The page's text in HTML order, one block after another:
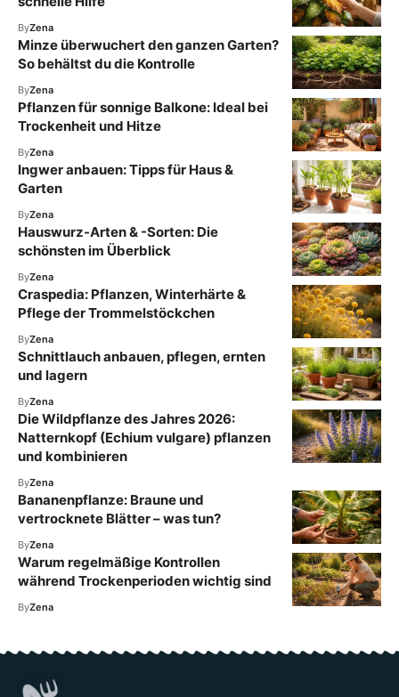
ByZena
Minze überwuchert den ganzen Garten?
So behältst du die Kontrolle
ByZena
Pflanzen für sonnige Balkone: Ideal bei
Trockenheit und Hitze
ByZena
Ingwer anbauen: Tipps für Haus &
Garten
ByZena
Hauswurz-Arten & -Sorten: Die
schönsten im Überblick
ByZena
Craspedia: Pflanzen, Winterhärte &
Pflege der Trommelstöckchen
ByZena
Schnittlauch anbauen, pflegen, ernten
und lagern
ByZena
Die Wildpflanze des Jahres 2026:
Natternkopf (Echium vulgare) pflanzen
und kombinieren
ByZena
Bananenpflanze: Braune und
vertrocknete Blätter – was tun?
ByZena
Warum regelmäßige Kontrollen
während Trockenperioden wichtig sind
ByZena